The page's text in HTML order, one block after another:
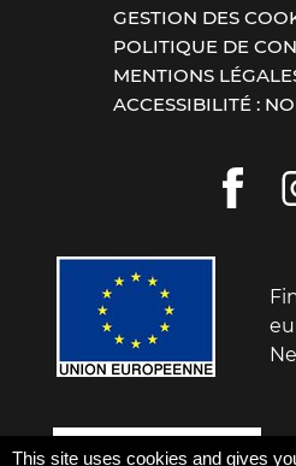
This site uses cookies and gives
GESTION DES
POLITIQUE DE
MENTIONS
ACCESSIBILITÉ :